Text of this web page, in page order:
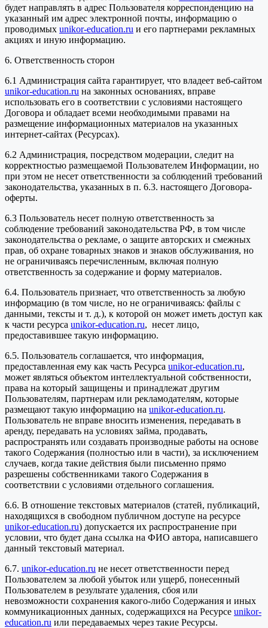
будет направлять в адрес Пользователя корреспонденцию на
указанный им адрес электронной почты, информацию о
проводимых unikor-education.ru и его партнерами рекламных
акциях и иную информацию.
6. Ответственность сторон
6.1 Администрация сайта гарантирует, что владеет веб-сайтом
unikor-education.ru на законных основаниях, вправе
использовать его в соответствии с условиями настоящего
Договора и обладает всеми необходимыми правами на
размещение информационных материалов на указанных
интернет-сайтах (Ресурсах).
6.2 Администрация, посредством модерации, следит на
корректностью размещаемой Пользователем Информации, но
при этом не несет ответственности за соблюдений требований
законодательства, указанных в п. 6.3. настоящего Договора-
оферты.
6.3 Пользователь несет полную ответственность за
соблюдение требований законодательства РФ, в том числе
законодательства о рекламе, о защите авторских и смежных
прав, об охране товарных знаков и знаков обслуживания, но
не ограничиваясь перечисленным, включая полную
ответственность за содержание и форму материалов.
6.4. Пользователь признает, что ответственность за любую
информацию (в том числе, но не ограничиваясь: файлы с
данными, тексты и т. д.), к которой он может иметь доступ как
к части ресурса unikor-education.ru, несет лицо,
предоставившее такую информацию.
6.5. Пользователь соглашается, что информация,
предоставленная ему как часть Ресурса unikor-education.ru,
может являться объектом интеллектуальной собственности,
права на который защищены и принадлежат другим
Пользователям, партнерам или рекламодателям, которые
размещают такую информацию на unikor-education.ru.
Пользователь не вправе вносить изменения, передавать в
аренду, передавать на условиях займа, продавать,
распространять или создавать производные работы на основе
такого Содержания (полностью или в части), за исключением
случаев, когда такие действия были письменно прямо
разрешены собственниками такого Содержания в
соответствии с условиями отдельного соглашения.
6.6. В отношение текстовых материалов (статей, публикаций,
находящихся в свободном публичном доступе на ресурсе
unikor-education.ru) допускается их распространение при
условии, что будет дана ссылка на ФИО автора, написавшего
данный текстовый материал.
6.7. unikor-education.ru не несет ответственности перед
Пользователем за любой убыток или ущерб, понесенный
Пользователем в результате удаления, сбоя или
невозможности сохранения какого-либо Содержания и иных
коммуникационных данных, содержащихся на Ресурсе unikor-
education.ru или передаваемых через такие Ресурсы.